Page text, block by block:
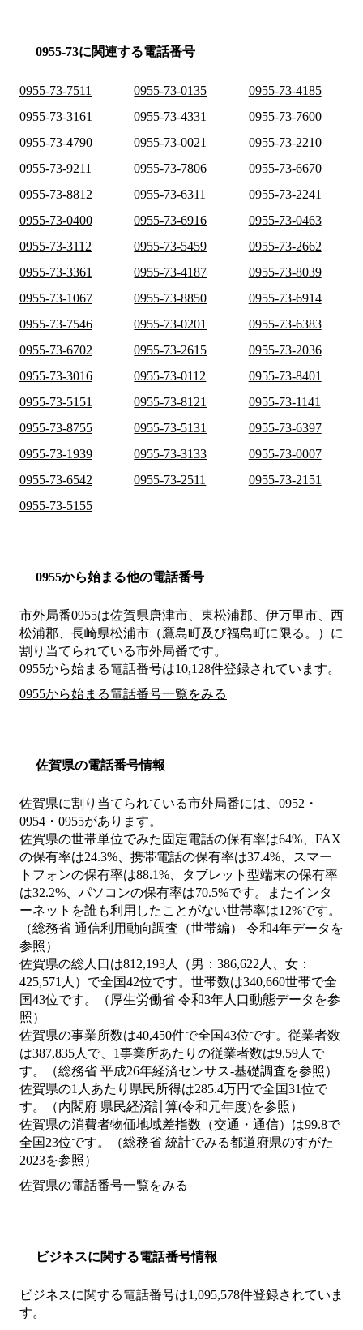
0955-73に関連する電話番号
0955-73-7511 0955-73-0135
0955-73-4185
0955-73-3161
0955-73-4331
0955-73-7600
0955-73-4790
0955-73-0021
0955-73-2210
0955-73-9211
0955-73-7806
0955-73-6670
0955-73-8812
0955-73-6311
0955-73-2241
0955-73-0400
0955-73-6916
0955-73-0463
0955-73-3112
0955-73-5459
0955-73-2662
0955-73-3361
0955-73-4187
0955-73-8039
0955-73-1067
0955-73-8850
0955-73-6914
0955-73-7546
0955-73-0201
0955-73-6383
0955-73-6702
0955-73-2615
0955-73-2036
0955-73-3016
0955-73-0112
0955-73-8401
0955-73-5151
0955-73-8121
0955-73-1141
0955-73-8755
0955-73-5131
0955-73-6397
0955-73-1939
0955-73-3133
0955-73-0007
0955-73-6542
0955-73-2511
0955-73-2151
0955-73-5155
0955から始まる他の電話番号
市外局番0955は佐賀県唐津市、東松浦郡、伊万里市、西
松浦郡、長崎県松浦市（鷹島町及び福島町に限る。） に
割り当てられている市外局番です。
0955から始まる電話番号は10,128件登録されています。
0955から始まる電話番号一覧をみる
佐賀県の電話番号情報
佐賀県に割り当てられている市外局番には、0952・
0954・0955があります。
佐賀県の世帯単位でみた固定電話の保有率は64%、FAX
の保有率は24.3%、携帯電話の保有率は37.4%、スマー
トフォンの保有率は88.1%、タブレット型端末の保有率
は32.2%、パソコンの保有率は70.5%です。またインタ
ーネットを誰も利用したことがない世帯率は12%です。
（総務省 通信利用動向調査（世帯編） 令和4年データを
参照）
佐賀県の総人口は812,193人（男：386,622人、女：
425,571人）で全国42位です。世帯数は340,660世帯で全
国43位です。（厚生労働省 令和3年人口動態データを参
照）
佐賀県の事業所数は40,450件で全国43位です。従業者数
は387,835人で、1事業所あたりの従業者数は9.59人で
す。（総務省 平成26年経済センサス‐基礎調査を参照）
佐賀県の1人あたり県民所得は285.4万円で全国31位で
す。（内閣府 県民経済計算(令和元年度)を参照）
佐賀県の消費者物価地域差指数（交通・通信）は99.8で
全国23位です。（総務省 統計でみる都道府県のすがた
2023を参照）
佐賀県の電話番号一覧をみる
ビジネスに関する電話番号情報
ビジネスに関する電話番号は1,095,578件登録されていま
す。